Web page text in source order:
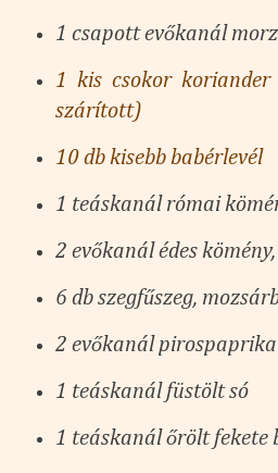
1 csapott evőkanál
1 kis csokor koriander
szárított)
10 db kisebb babérlevél
1 teáskanál római
2 evőkanál édes
6 db szegfűszeg,
2 evőkanál pirospaprika
1 teáskanál füstölt só
1 teáskanál őrölt fekete